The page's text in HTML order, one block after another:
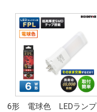
6形 電球色 LEDランプ